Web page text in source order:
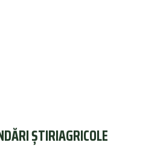
ȘTIRIAGRICOLE